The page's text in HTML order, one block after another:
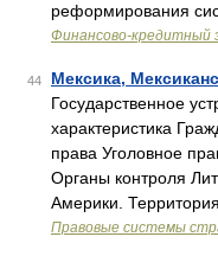
реформирования
Финансово-кредитный
44 Мексика,
Государственное
характеристика
права Уголовное
Органы контроля
Америки.
Правовые системы